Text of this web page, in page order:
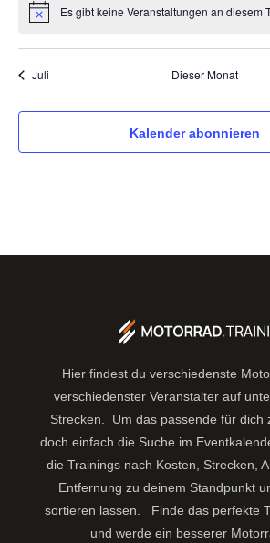
HinweisEs gibt keine Veranstaltungen an diesem
Juli Dieser Monat
Kalender abonnieren
Hier findest du verschiedenste
verschiedenster Veranstalter auf
Strecken. Um das passende für dich
doch einfach die Suche im
die Trainings nach Kosten, Strecken,
Entfernung zu deinem Standpunkt
sortieren lassen. Finde das perfekte
und werde ein besserer